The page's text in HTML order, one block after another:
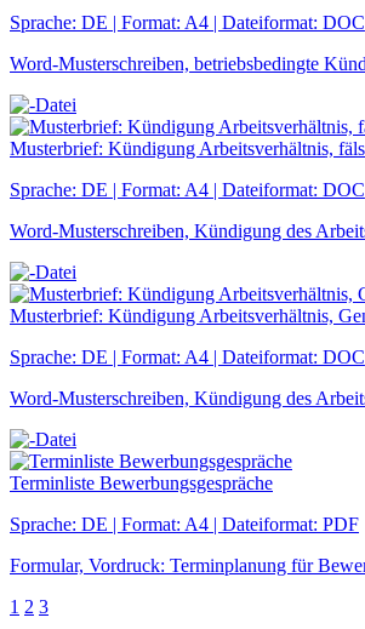
Sprache: DE | Format: A4 | Dateiformat: DOC
Word-Musterschreiben, betriebsbedingte
Musterbrief: Kündigung Arbeitsverhältnis,
Sprache: DE | Format: A4 | Dateiformat: DOC
Word-Musterschreiben, Kündigung des
Musterbrief: Kündigung Arbeitsverhältnis,
Sprache: DE | Format: A4 | Dateiformat: DOC
Word-Musterschreiben, Kündigung des
Terminliste Bewerbungsgespräche
Sprache: DE | Format: A4 | Dateiformat: PDF
Formular, Vordruck: Terminplanung für
1 2 3